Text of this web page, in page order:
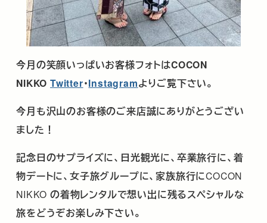
今月の笑顔いっぱいお客様フォトはCOCON
NIKKO Twitter･Instagramよりご覧下さい。
今月も沢山のお客様のご来店誠にありがとうござい
ました！
記念日のサプライズに、日光観光に、卒業旅行に、着
物デートに、女子旅グループに、家族旅行にCOCON
NIKKO の着物レンタルで想い出に残るスペシャルな
旅をどうぞお楽しみ下さい。